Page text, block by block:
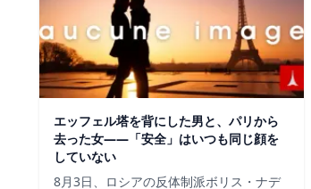
エッフェル塔を背にした男と、パリから
去った女——「安全」はいつも同じ顔を
していない
8月3日、ロシアの反体制派ボリス・ナデ